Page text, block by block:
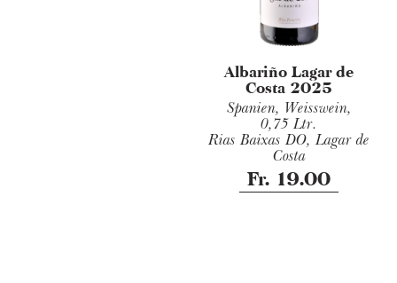
Albariño Lagar de
Costa 2025
Spanien, Weisswein,
0,75 Ltr.
Rias Baixas DO, Lagar de
Costa
Fr. 19.00